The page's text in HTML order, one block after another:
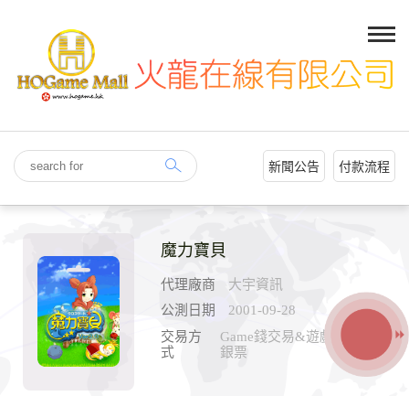
新聞公告 付款流程
魔力寶貝
代理廠商
大宇資訊
公測日期
2001-09-28
交易方
式
Game錢交易&遊戲內&面交
銀票